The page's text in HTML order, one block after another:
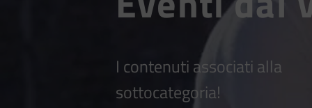
I contenuti associati alla
sottocategoria!